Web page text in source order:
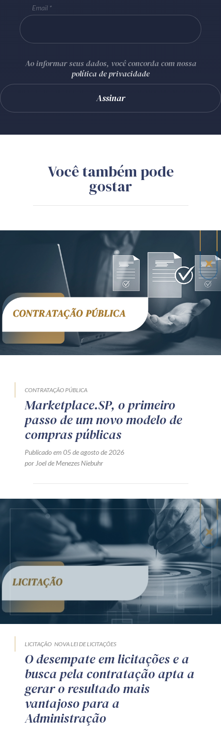
Email
Ao informar seus dados, você concorda com nossa
política de privacidade
Você também pode
gostar
CONTRATAÇÃO PÚBLICA
Marketplace.SP, o primeiro
passo de um novo modelo de
compras públicas
Publicado em 05 de agosto de 2026
por Joel de Menezes Niebuhr
LICITAÇÃO NOVA LEI DE LICITAÇÕES
O desempate em licitações e a
busca pela contratação apta a
gerar o resultado mais
vantajoso para a
Administração